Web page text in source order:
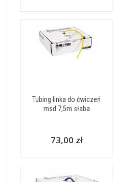
Tubing linka do ćwiczeń
msd 7,5m słaba
73,00 zł